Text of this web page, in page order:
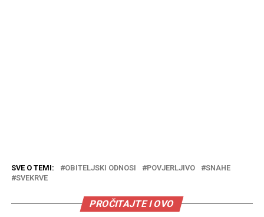
SVE O TEMI: OBITELJSKI ODNOSI POVJERLJIVO
SNAHE
SVEKRVE
PROČITAJTE I OVO